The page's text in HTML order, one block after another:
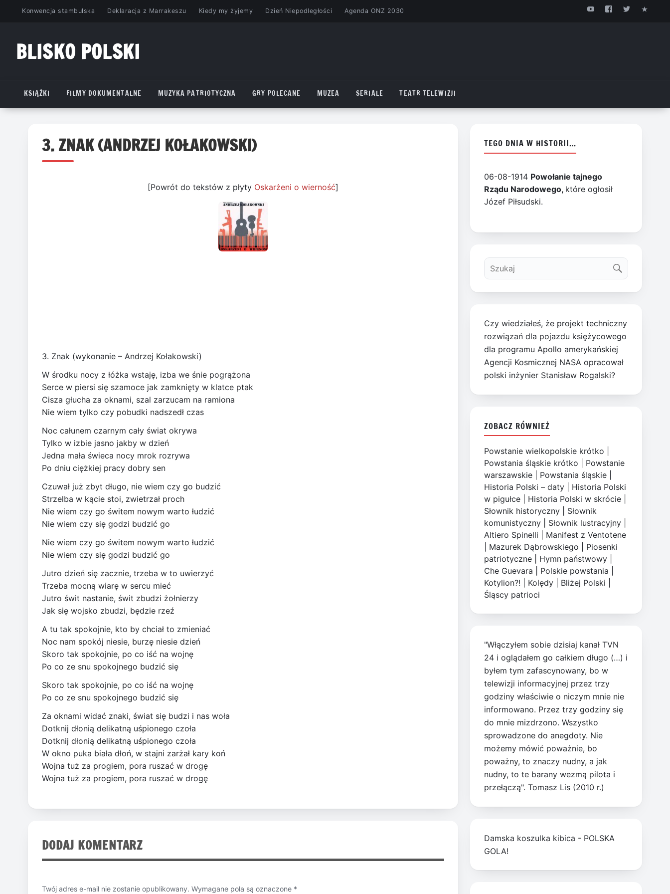
PrzejdźKonwencja stambulska Deklaracja z Marrakeszu Kiedy my żyjemy Dzień Niepodległości Agenda ONZ 2030
BLISKO POLSKI
KSIĄŻKI
FILMY DOKUMENTALNE MUZYKA PATRIOTYCZNA GRY POLECANE MUZEA SERIALE TEATR TELEWIZJI
3. ZNAK (ANDRZEJ KOŁAKOWSKI)
[Powrót do tekstów z płyty Oskarżeni o wierność]
3. Znak (wykonanie – Andrzej Kołakowski)
W środku nocy z łóżka wstaję, izba we śnie pogrążona
Serce w piersi się szamoce jak zamknięty w klatce ptak
Cisza głucha za oknami, szal zarzucam na ramiona
Nie wiem tylko czy pobudki nadszedł czas
Noc całunem czarnym cały świat okrywa
Tylko w izbie jasno jakby w dzień
Jedna mała świeca nocy mrok rozrywa
Po dniu ciężkiej pracy dobry sen
Czuwał już zbyt długo, nie wiem czy go budzić
Strzelba w kącie stoi, zwietrzał proch
Nie wiem czy go świtem nowym warto łudzić
Nie wiem czy się godzi budzić go
Nie wiem czy go świtem nowym warto łudzić
Nie wiem czy się godzi budzić go
Jutro dzień się zacznie, trzeba w to uwierzyć
Trzeba mocną wiarę w sercu mieć
Jutro świt nastanie, świt zbudzi żołnierzy
Jak się wojsko zbudzi, będzie rzeź
A tu tak spokojnie, kto by chciał to zmieniać
Noc nam spokój niesie, burzę niesie dzień
Skoro tak spokojnie, po co iść na wojnę
Po co ze snu spokojnego budzić się
Skoro tak spokojnie, po co iść na wojnę
Po co ze snu spokojnego budzić się
Za oknami widać znaki, świat się budzi i nas woła
Dotknij dłonią delikatną uśpionego czoła
Dotknij dłonią delikatną uśpionego czoła
W okno puka biała dłoń, w stajni zarżał kary koń
Wojna tuż za progiem, pora ruszać w drogę
Wojna tuż za progiem, pora ruszać w drogę
DODAJ KOMENTARZ
Twój adres e-mail nie zostanie opublikowany. Wymagane pola są oznaczone *
TEGO DNIA W HISTORII…
06-08-1914 Powołanie tajnego
Rządu Narodowego, które ogłosił
Józef Piłsudski.
Czy wiedziałeś, że projekt techniczny
rozwiązań dla pojazdu księżycowego
dla programu Apollo amerykańskiej
Agencji Kosmicznej NASA opracował
polski inżynier Stanisław Rogalski?
ZOBACZ RÓWNIEŻ
Powstanie wielkopolskie krótko
Powstania śląskie krótko
Powstanie
warszawskie
Powstania śląskie
Historia Polski – daty
Historia Polski
w pigułce
Historia Polski w skrócie
Słownik historyczny
Słownik
komunistyczny
Słownik lustracyjny
Altiero Spinelli
Manifest z Ventotene
Mazurek Dąbrowskiego
Piosenki
patriotyczne
Hymn państwowy
Che Guevara
Polskie powstania
Kotylion?!
Kolędy Bliżej Polski
Śląscy patrioci
"Włączyłem sobie dzisiaj kanał TVN
24 i oglądałem go całkiem długo (…) i
byłem tym zafascynowany, bo w
telewizji informacyjnej przez trzy
godziny właściwie o niczym mnie nie
informowano. Przez trzy godziny się
do mnie mizdrzono. Wszystko
sprowadzone do anegdoty. Nie
możemy mówić poważnie, bo
poważny, to znaczy nudny, a jak
nudny, to te barany wezmą pilota i
przełączą". Tomasz Lis (2010 r.)
Damska koszulka kibica - POLSKA
GOLA!